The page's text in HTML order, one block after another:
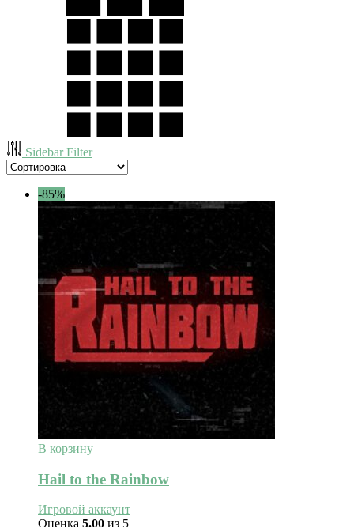
Sidebar Filter
-85%
В корзину
Hail to the Rainbow
Игровой аккаунт
Оценка 5.00 из 5